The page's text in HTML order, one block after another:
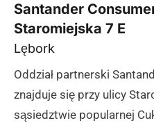
Santander
Staromiejska 7 E
Lębork
Oddział partnerski
znajduje się przy ulicy
sąsiedztwie popularnej